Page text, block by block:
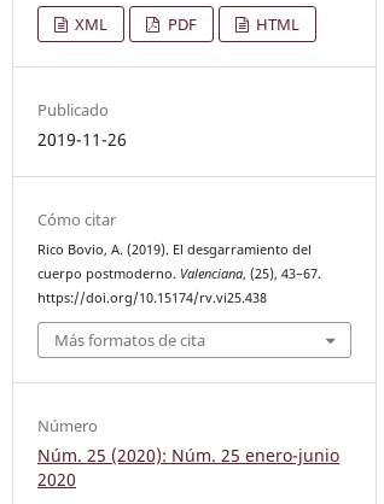
XML PDF HTML
Publicado
2019-11-26
Cómo citar
Rico Bovio, A. (2019). El desgarramiento del
cuerpo postmoderno. Valenciana, (25), 43–67.
https://doi.org/10.15174/rv.vi25.438
Más formatos de cita
Número
Núm. 25 (2020): Núm. 25 enero-junio
2020